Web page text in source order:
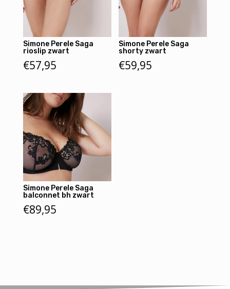
Simone Perele Saga
rioslip zwart
€57,95
Simone Perele Saga
shorty zwart
€59,95
Simone Perele Saga
balconnet bh zwart
€89,95